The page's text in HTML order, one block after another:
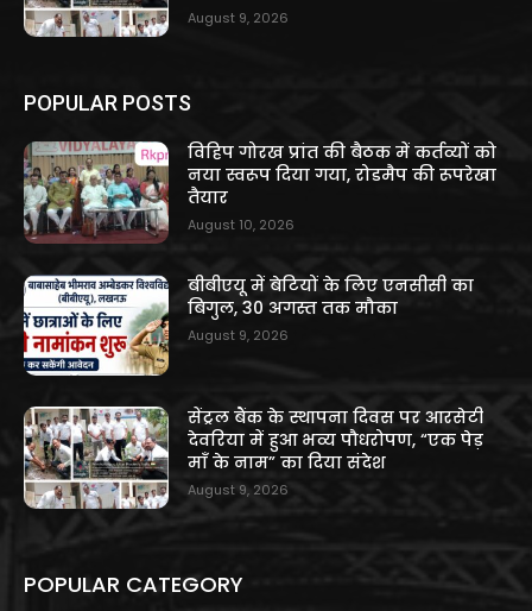
August 9, 2026
POPULAR POSTS
विहिप गोरख प्रांत की बैठक में कर्तव्यों को
नया स्वरूप दिया गया, रोडमैप की रूपरेखा
तैयार
August 10, 2026
बीबीएयू में बेटियों के लिए एनसीसी का
बिगुल, 30 अगस्त तक मौका
August 9, 2026
सेंट्रल बैंक के स्थापना दिवस पर आरसेटी
देवरिया में हुआ भव्य पौधरोपण, “एक पेड़
माँ के नाम” का दिया संदेश
August 9, 2026
POPULAR CATEGORY